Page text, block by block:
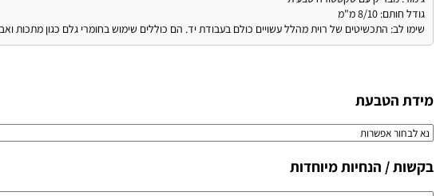
גודל חותם: 8/10 מ"מ
שימו לב: התכשיטים של רוית מהלל עשויים כולם בעבודת יד. הם כוללים שימוש בחומרי גלם כגון מתכות
מידת הטבעת
בקשות / הנחיות מיוחדות